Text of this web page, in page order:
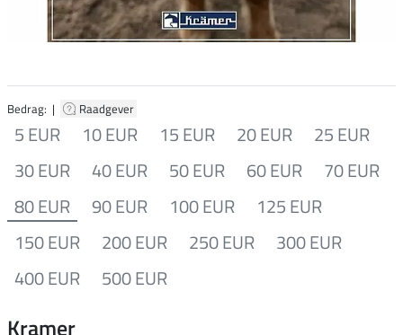
Bedrag: | Raadgever
5 EUR 10 EUR 15 EUR 20 EUR
25 EUR
30 EUR
40 EUR 50 EUR 60 EUR
70 EUR
80 EUR
90 EUR 100 EUR
125 EUR
150 EUR
200 EUR 250 EUR
300 EUR
400 EUR
500 EUR
Kramer